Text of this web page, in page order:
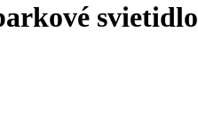
svietidlo